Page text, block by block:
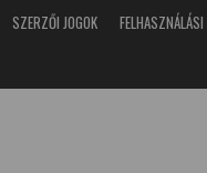
SZERZŐI JOGOK
FELHASZNÁLÁSI